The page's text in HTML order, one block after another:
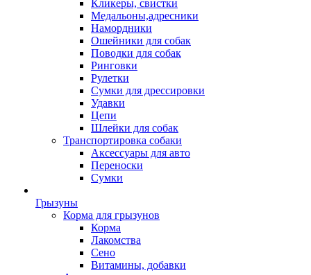
Кликеры, свистки
Медальоны,адресники
Намордники
Ошейники для собак
Поводки для собак
Ринговки
Рулетки
Сумки для дрессировки
Удавки
Цепи
Шлейки для собак
Транспортировка собаки
Аксессуары для авто
Переноски
Сумки
Грызуны
Корма для грызунов
Корма
Лакомства
Сено
Витамины, добавки